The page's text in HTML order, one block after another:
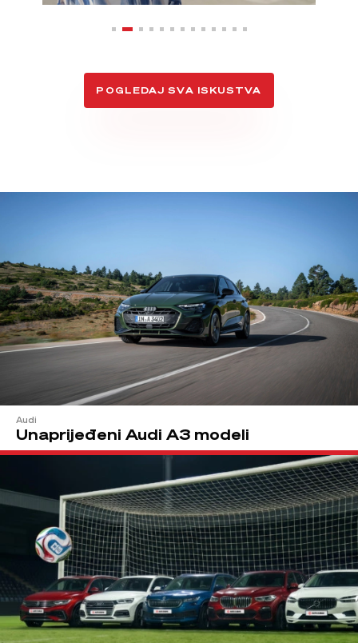
POGLEDAJ SVA ISKUSTVA
Audi
Unaprijeđeni Audi A3 modeli